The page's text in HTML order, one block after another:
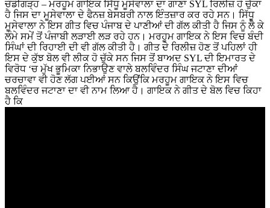
ਚੰਡੀਗੜ੍ਹ – ਮਰਹੂਮ ਗਾਇਕ ਸਿੱਧੂ ਮੂਸੇਵਾਲਾ ਦਾ ਗਾਣਾ SYL ਰਿਲੀਜ਼ ਹੋ ਚੁੱਕਾ
ਹੈ ਜਿਸ ਦਾ ਮੂਸੇਵਾਲਾ ਦੇ ਫੈਨਜ਼ ਬੇਸਬਰੀ ਨਾਲ ਇੰਤਜ਼ਾਰ ਕਰ ਰਹੇ ਸਨ। ਸਿੱਧੂ
ਮੂਸੇਵਾਲਾ ਨੇ ਇਸ ਗੀਤ ਵਿਚ ਪੰਜਾਬ ਦੇ ਪਾਣੀਆਂ ਦੀ ਗੱਲ ਕੀਤੀ ਹੈ ਜਿਸ ਨੂੰ ਲੈ ਕੇ
ਲੰਮੇ ਸਮੇਂ ਤੋਂ ਪੰਜਾਬੀ ਲੜਾਈ ਲੜ ਰਹੇ ਹਨ। ਮਰਹੂਮ ਗਾਇਕ ਨੇ ਇਸ ਵਿਚ ਬੰਦੀ
ਸਿੰਘਾਂ ਦੀ ਰਿਹਾਈ ਦੀ ਵੀ ਗੱਲ ਕੀਤੀ ਹੈ। ਗੀਤ ਦੇ ਰਿਲੀਜ਼ ਹੋਣ ਤੋਂ ਪਹਿਲਾਂ ਹੀ
ਇਸ ਦੇ ਕੁੱਝ ਬੋਲ ਵੀ ਲੀਕ ਹੋ ਚੁੱਕੇ ਸਨ ਜਿਸ ਤੋਂ ਬਾਅਦ SYL ਦੀ ਇਮਾਰਤ ਦੇ
ਵਿਰੋਧ ‘ਚ ਮੁੱਖ ਭੂਮਿਕਾ ਨਿਭਾਉਣ ਵਾਲੇ ਬਲਵਿੰਦਰ ਸਿੰਘ ਜਟਾਣਾ ਦੀਆਂ
ਚਰਚਾਵਾ ਵੀ ਹੋਣ ਲੱਗ ਪਈਆਂ ਸਨ ਕਿਉਂਕਿ ਮਰਹੂਮ ਗਾਇਕ ਨੇ ਇਸ ਵਿਚ
ਬਲਵਿੰਦਰ ਜਟਾਣਾ ਦਾ ਵੀ ਨਾਮ ਲਿਆ ਹੈ। ਗਾਇਕ ਨੇ ਗੀਤ ਦੇ ਬੋਲ ਵਿਚ ਕਿਹਾ
ਹੈ ਕਿ